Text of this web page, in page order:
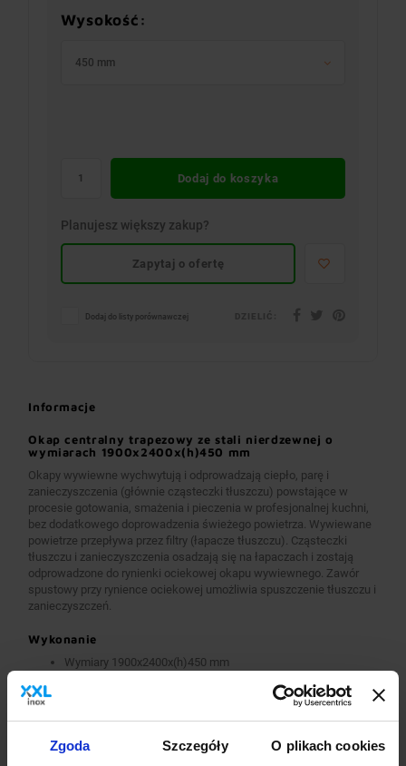
Zgoda Szczegóły O plikach cookies
Wysokość:
450 mm
Dodaj do koszyka
Planujesz większy zakup?
Zapytaj o ofertę
Dodaj do listy porównawczej
Informacje
Okap centralny trapezowy ze stali nierdzewnej o
wymiarach 1900x2400x(h)450 mm
Okapy wywiewne wychwytują i odprowadzają ciepło, parę i
zanieczyszczenia (głównie cząsteczki tłuszczu) powstające w
procesie gotowania, smażenia i pieczenia w profesjonalnej kuchni,
bez dodatkowego doprowadzenia świeżego powietrza. Wywiewane
powietrze przepływa przez filtry (łapacze tłuszczu). Cząsteczki
tłuszczu i zanieczyszczenia osadzają się na łapaczach i zostają
odprowadzone do rynienki ociekowej okapu wywiewnego. Zawór
spustowy przy rynience ociekowej umożliwia spuszczenie tłuszczu i
zanieczyszczeń.
Wykonanie
Wymiary 1900x2400x(h)450 mm
Okapy wywiewne o wymiarach A>2600 mm wykonane są w
wersji łączonej (skręcanej) z dwóch lub więcej przelotowych
Okapy wyposażone są w system otworów i zawiesi